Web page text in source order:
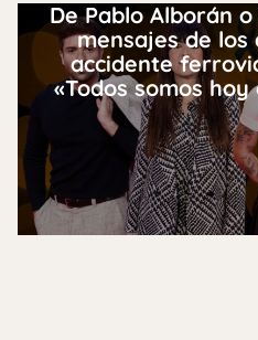
De Pablo Alborán
mensajes de
accidente
«Todos somos